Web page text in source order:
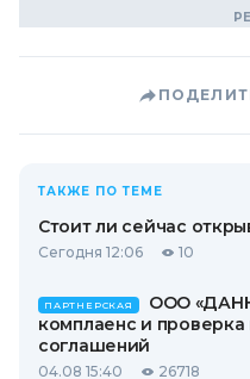
ТАКЖЕ ПО ТЕМЕ
Стоит ли сейчас
Сегодня 12:06 10
ПАРТНЕРСКАЯ
ООО
комплаенс и
соглашений
04.08 15:40 26718